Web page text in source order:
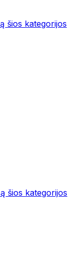
šios kategorijos
šios kategorijos